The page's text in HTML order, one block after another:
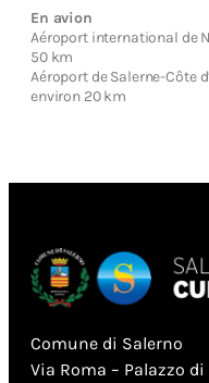
En avion
Aéroport international de
50 km
Aéroport de Salerne-Côte
environ 20 km
Comune di Salerno
Via Roma – Palazzo